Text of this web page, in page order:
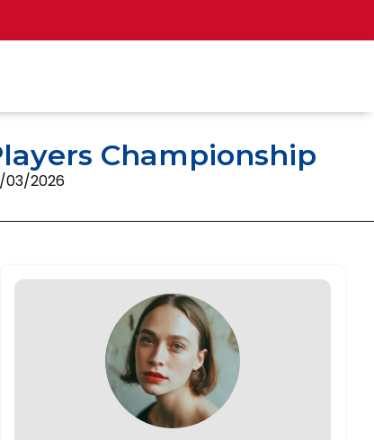
Championship
03/2026